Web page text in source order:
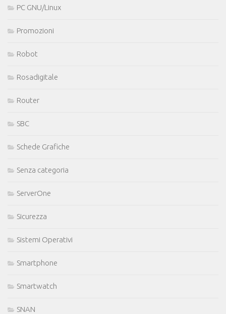
PC GNU/Linux
Promozioni
Robot
Rosadigitale
Router
SBC
Schede Grafiche
Senza categoria
ServerOne
Sicurezza
Sistemi Operativi
Smartphone
Smartwatch
SNAN